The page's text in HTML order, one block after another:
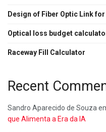
Design of Fiber Optic Link
Optical loss budget
Raceway Fill Calculator
Recent
Sandro Aparecido de Souza
que Alimenta a Era da IA